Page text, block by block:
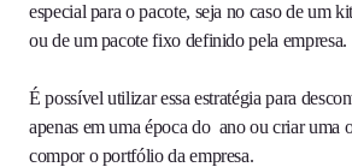
especial para o pacote, seja no caso de um
ou de um pacote fixo definido pela empresa.
É possível utilizar essa estratégia para
apenas em uma época do ano ou criar uma
compor o portfólio da empresa.